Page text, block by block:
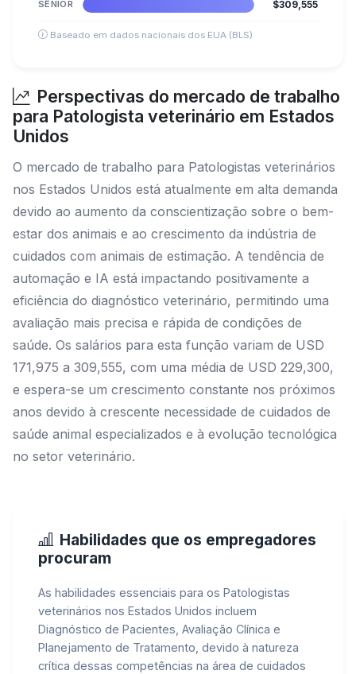
SÊNIOR $309,555
Baseado em dados nacionais dos EUA (BLS)
Perspectivas do mercado de trabalho
para Patologista veterinário em Estados
Unidos
O mercado de trabalho para Patologistas veterinários
nos Estados Unidos está atualmente em alta demanda
devido ao aumento da conscientização sobre o bem-
estar dos animais e ao crescimento da indústria de
cuidados com animais de estimação. A tendência de
automação e IA está impactando positivamente a
eficiência do diagnóstico veterinário, permitindo uma
avaliação mais precisa e rápida de condições de
saúde. Os salários para esta função variam de USD
171,975 a 309,555, com uma média de USD 229,300,
e espera-se um crescimento constante nos próximos
anos devido à crescente necessidade de cuidados de
saúde animal especializados e à evolução tecnológica
no setor veterinário.
Habilidades que os empregadores
procuram
As habilidades essenciais para os Patologistas
veterinários nos Estados Unidos incluem
Diagnóstico de Pacientes, Avaliação Clínica e
Planejamento de Tratamento, devido à natureza
crítica dessas competências na área de cuidados